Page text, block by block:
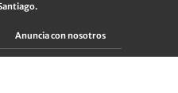
Anuncia con nosotros